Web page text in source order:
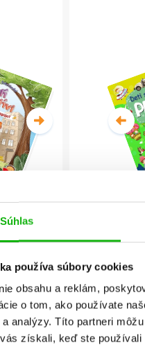
Súhlas
používa súbory cookies
obsahu a reklám,
o tom, ako používate
analýzy. Títo partneri
získali, keď ste používali
s